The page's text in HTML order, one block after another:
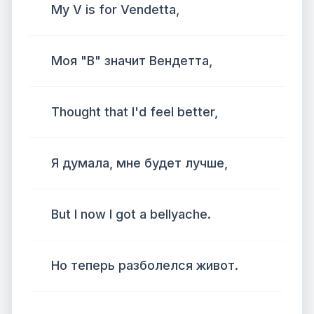
My V is for Vendetta,
Моя "В" значит Вендетта,
Thought that I'd feel better,
Я думала, мне будет лучше,
But I now I got a bellyache.
Но теперь разболелся живот.